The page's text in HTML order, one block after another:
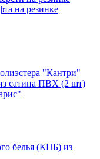
на резинке
"Кантри"
сатина ПВХ (2 шт)
белья (КПБ) из